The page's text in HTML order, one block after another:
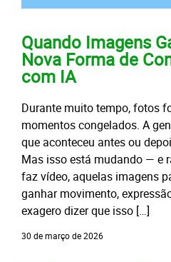
Quando Imagens
Nova Forma de
com IA
Durante muito tempo, fotos
momentos congelados. A
que aconteceu antes ou
Mas isso está mudando — e
faz vídeo, aquelas imagens
ganhar movimento,
exagero dizer que isso […]
30 de março de 2026